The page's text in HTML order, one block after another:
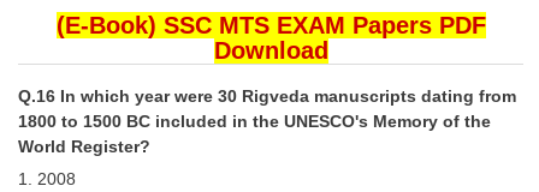
(E-Book) SSC MTS EXAM Papers PDF
Download
Q.16 In which year were 30 Rigveda manuscripts dating from
1800 to 1500 BC included in the UNESCO's Memory of the
World Register?
1. 2008